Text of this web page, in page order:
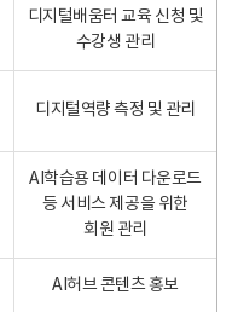
디지털배움터 교육 신청 및
수강생 관리
디지털역량 측정 및 관리
AI학습용 데이터 다운로드
등 서비스 제공을 위한
회원 관리
AI허브 콘텐츠 홍보